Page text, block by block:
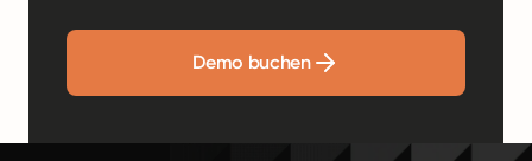
Demo buchen